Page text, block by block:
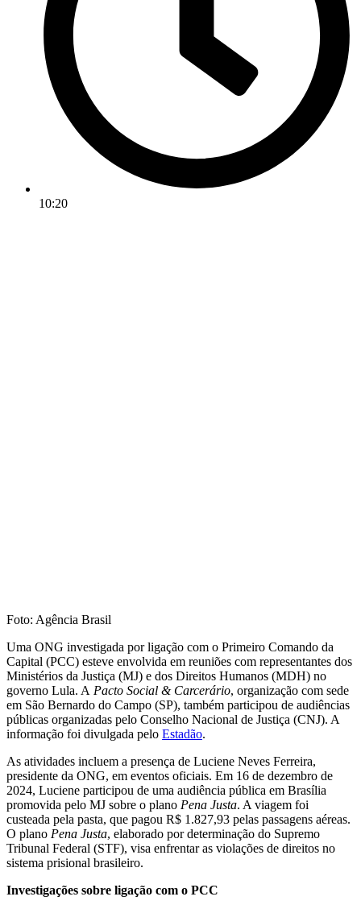
10:20
Foto: Agência Brasil
Uma ONG investigada por ligação com o Primeiro Comando da
Capital (PCC) esteve envolvida em reuniões com representantes dos
Ministérios da Justiça (MJ) e dos Direitos Humanos (MDH) no
governo Lula. A Pacto Social & Carcerário, organização com sede
em São Bernardo do Campo (SP), também participou de audiências
públicas organizadas pelo Conselho Nacional de Justiça (CNJ). A
informação foi divulgada pelo Estadão.
As atividades incluem a presença de Luciene Neves Ferreira,
presidente da ONG, em eventos oficiais. Em 16 de dezembro de
2024, Luciene participou de uma audiência pública em Brasília
promovida pelo MJ sobre o plano Pena Justa. A viagem foi
custeada pela pasta, que pagou R$ 1.827,93 pelas passagens aéreas.
O plano Pena Justa, elaborado por determinação do Supremo
Tribunal Federal (STF), visa enfrentar as violações de direitos no
sistema prisional brasileiro.
Investigações sobre ligação com o PCC